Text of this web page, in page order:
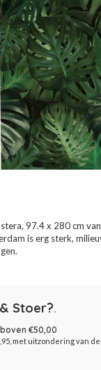
97.4 x 280 cm
is erg sterk,
Stoer?.
€50,00
met uitzondering van